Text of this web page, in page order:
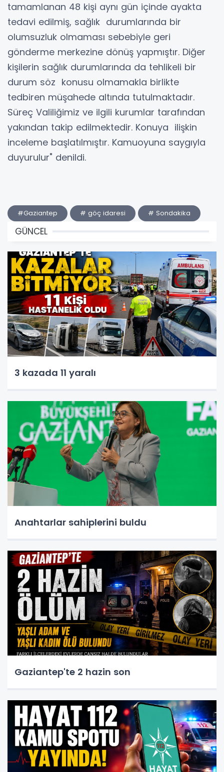
tamamlanan 48 kişi aynı gün içinde ayakta
tedavi edilmiş, sağlık durumlarında bir
olumsuzluk olmaması sebebiyle geri
gönderme merkezine dönüş yapmıştır. Diğer
kişilerin sağlık durumlarında da tehlikeli bir
durum söz konusu olmamakla birlikte
tedbiren müşahede altında tutulmaktadır.
Süreç Valiliğimiz ve ilgili kurumlar tarafından
yakından takip edilmektedir. Konuya ilişkin
inceleme başlatılmıştır. Kamuoyuna saygıyla
duyurulur" denildi.
#Gaziantep # göç idaresi # Sondakika
GÜNCEL
3 kazada 11 yaralı
Anahtarlar sahiplerini buldu
Gaziantep'te 2 hazin son